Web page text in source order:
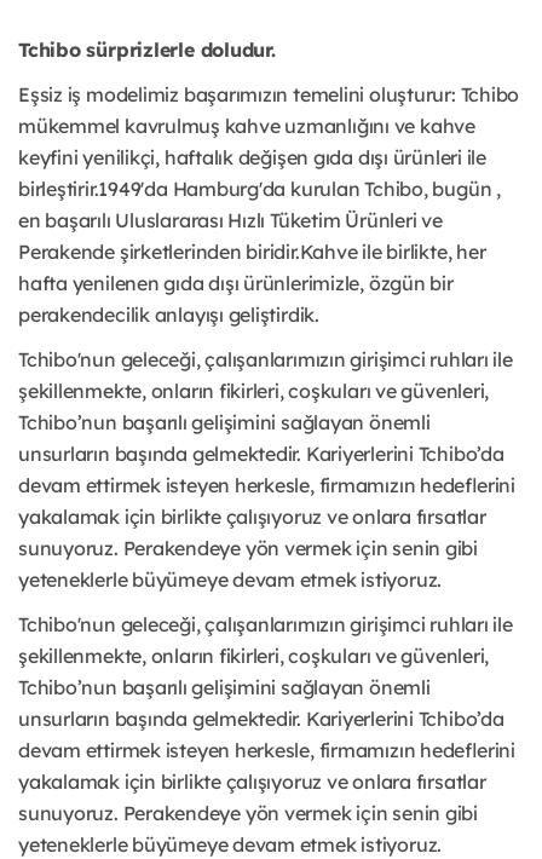
Tchibo sürprizlerle doludur.
Eşsiz iş modelimiz başarımızın temelini oluşturur: Tchibo
mükemmel kavrulmuş kahve uzmanlığını ve kahve
keyfini yenilikçi, haftalık değişen gıda dışı ürünleri ile
birleştirir.1949'da Hamburg'da kurulan Tchibo, bugün ,
en başarılı Uluslararası Hızlı Tüketim Ürünleri ve
Perakende şirketlerinden biridir.Kahve ile birlikte, her
hafta yenilenen gıda dışı ürünlerimizle, özgün bir
perakendecilik anlayışı geliştirdik.
Tchibo'nun geleceği, çalışanlarımızın girişimci ruhları ile
şekillenmekte, onların fikirleri, coşkuları ve güvenleri,
Tchibo’nun başarılı gelişimini sağlayan önemli
unsurların başında gelmektedir. Kariyerlerini Tchibo’da
devam ettirmek isteyen herkesle, firmamızın hedeflerini
yakalamak için birlikte çalışıyoruz ve onlara fırsatlar
sunuyoruz. Perakendeye yön vermek için senin gibi
yeteneklerle büyümeye devam etmek istiyoruz.
Tchibo'nun geleceği, çalışanlarımızın girişimci ruhları ile
şekillenmekte, onların fikirleri, coşkuları ve güvenleri,
Tchibo’nun başarılı gelişimini sağlayan önemli
unsurların başında gelmektedir. Kariyerlerini Tchibo’da
devam ettirmek isteyen herkesle, firmamızın hedeflerini
yakalamak için birlikte çalışıyoruz ve onlara fırsatlar
sunuyoruz. Perakendeye yön vermek için senin gibi
yeteneklerle büyümeye devam etmek istiyoruz.